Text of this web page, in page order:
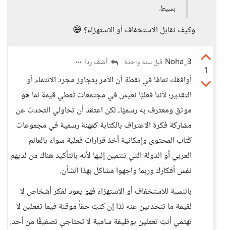
بسيط.
وكيف نقابل الاستخفاف أو الاستهزاء؟ 😅
1
3_Noha قبل سنة واحدة أضف ردا
أوافقك تمامًا في نقطة أن الأمر يتجاوز مجرد الانتماء أو
التقدير؛ لأننا فعليًا نعيش في مجتمعات تُعطي قيمة لما هو
موثق ومعترف به رسميًا، لكن اعتقد أن تحاولي التحدث عن
مشاركة فكرة الاعتراف بالكتابة كمهنة رسمية في مجموعات
كُتاب المحتوى وإمكانية أخذ قرارات فعلية سواء بالعالم
العربي أو الدولة التي تنتمين إليها لأنه بالتأكيد هناك من لديهم
نفس أفكارك وربما واجهوا مشاكل بهذا الشأن.
بالنسبة للاستخفاف أو الاستهزاء فهو يعود لفكر أشخاص لا
لقيمة ما تتحدثين عنه لذا إن كنتِ حقاً موقنة فيما تفعلين لا
تهتمي أنتِ تعملين بوظيفة سامية لا تحتاجي تصفيقًا من أحد.